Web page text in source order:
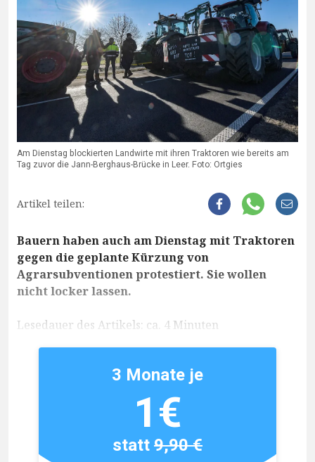
Am Dienstag blockierten Landwirte mit ihren Traktoren wie bereits am
Tag zuvor die Jann-Berghaus-Brücke in Leer. Foto: Ortgies
Artikel teilen:
Bauern haben auch am Dienstag mit Traktoren
gegen die geplante Kürzung von
Agrarsubventionen protestiert. Sie wollen
nicht locker lassen.
Lesedauer des Artikels: ca. 4 Minuten
3 Monate je
1€
statt9,90 €